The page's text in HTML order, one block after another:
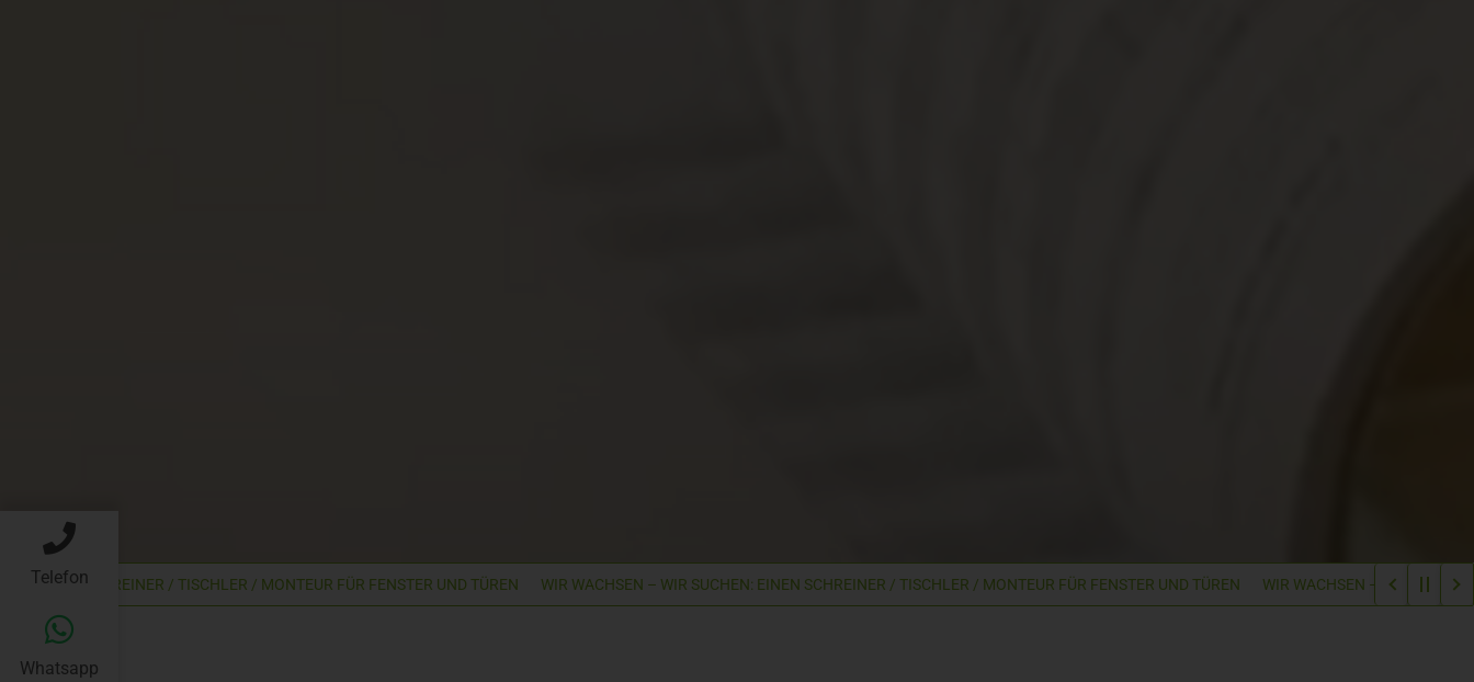
Karriere
SCHREINER / TISCHLER / MONTEUR FÜR FENSTER UND TÜREN WIR WACHSEN – WIR SUCHEN: EINEN SCHREINER / TISCHLER / MONTEUR FÜR FENSTER UND TÜREN WIR WACHSEN – WIR SUCHEN:
Telefon
Whatsapp